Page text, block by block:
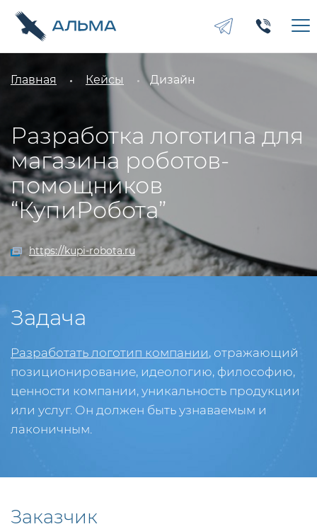
Главная Кейсы Дизайн
Разработка логотипа для
магазина роботов-
помощников
“КупиРобота”
https://kupi-robota.ru
Задача
Разработать логотип компании, отражающий
позиционирование, идеологию, философию,
ценности компании, уникальность продукции
или услуг. Он должен быть узнаваемым и
лаконичным.
Заказчик